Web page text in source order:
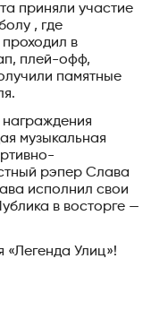
приняли участие
, где
в
плей-офф,
памятные
музыкальная
рэпер Слава
исполнил свои
в восторге —
Улиц»!